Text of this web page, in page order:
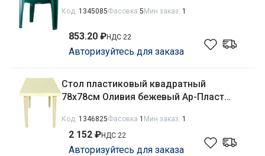
Код: 1345085Фасовка 5Мин заказ: 1
853.20 ₽НДС 22
Авторизуйтесь для заказа
Стол пластиковый квадратный
78х78см Оливия бежевый Ар-Пласт
Код: 1346825Фасовка 1 Мин заказ: 1
2 152 ₽НДС 22
Авторизуйтесь для заказа